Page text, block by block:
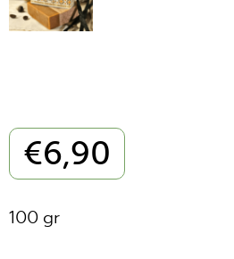
€6,90
100 gr